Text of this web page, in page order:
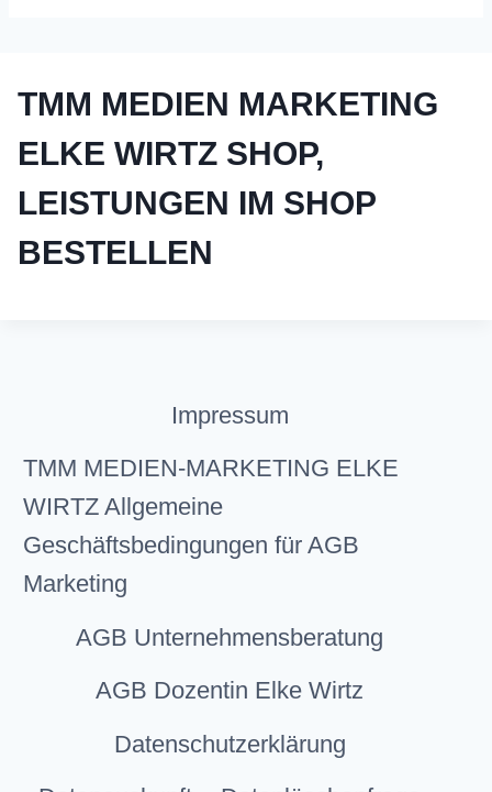
TMM MEDIEN MARKETING
ELKE WIRTZ SHOP,
LEISTUNGEN IM SHOP
BESTELLEN
Impressum
TMM MEDIEN-MARKETING ELKE
WIRTZ Allgemeine
Geschäftsbedingungen für AGB
Marketing
AGB Unternehmensberatung
AGB Dozentin Elke Wirtz
Datenschutzerklärung